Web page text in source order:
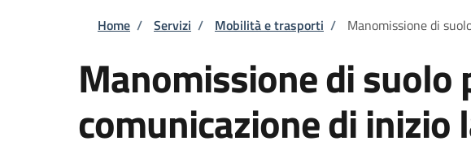
Briciole di pane
Home / Servizi / Mobilità e trasporti / Manomissione di
Manomissione di suolo
comunicazione di inizio